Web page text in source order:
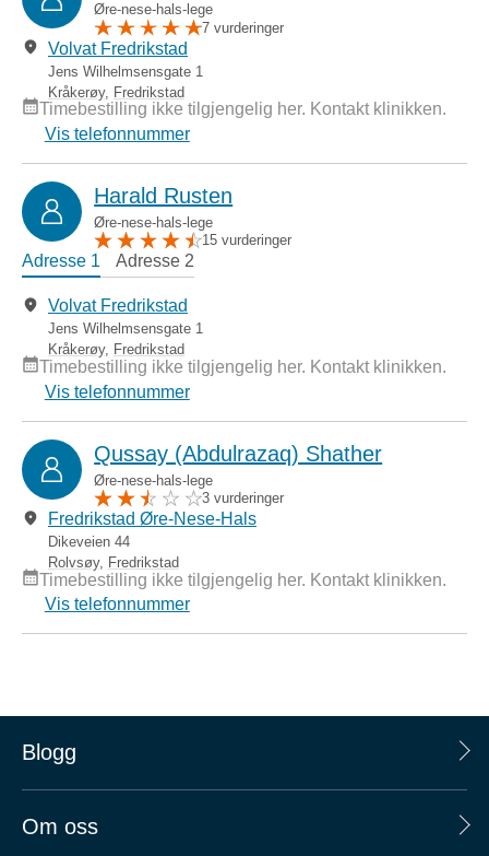
Øre-nese-hals-lege
7 vurderinger
Volvat Fredrikstad
Jens Wilhelmsensgate 1
Kråkerøy, Fredrikstad
Timebestilling ikke tilgjengelig her. Kontakt klinikken.
Vis telefonnummer
Harald Rusten
Øre-nese-hals-lege
15 vurderinger
Adresse 1 Adresse 2
Volvat Fredrikstad
Jens Wilhelmsensgate 1
Kråkerøy, Fredrikstad
Timebestilling ikke tilgjengelig her. Kontakt klinikken.
Vis telefonnummer
Qussay (Abdulrazaq) Shather
Øre-nese-hals-lege
3 vurderinger
Fredrikstad Øre-Nese-Hals
Dikeveien 44
Rolvsøy, Fredrikstad
Timebestilling ikke tilgjengelig her. Kontakt klinikken.
Vis telefonnummer
Blogg
Om oss